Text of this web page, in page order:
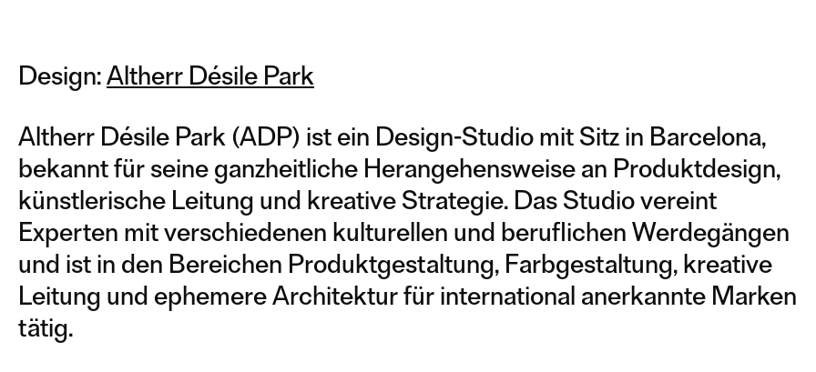
Design:Altherr Désile Park
Altherr Désile Park (ADP) ist ein Design-Studio mit Sitz in Barcelona,
bekannt für seine ganzheitliche Herangehensweise an Produktdesign,
künstlerische Leitung und kreative Strategie. Das Studio vereint
Experten mit verschiedenen kulturellen und beruflichen Werdegängen
und ist in den Bereichen Produktgestaltung, Farbgestaltung, kreative
Leitung und ephemere Architektur für international anerkannte Marken
tätig.